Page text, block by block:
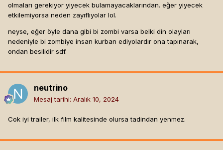
olmaları gerekiyor yiyecek bulamayacaklarından. eğer yiyecek
etkilemiyorsa neden zayıflıyolar lol.
neyse, eğer öyle dana gibi bi zombi varsa belki din olayları
nedeniyle bi zombiye insan kurban ediyolardır ona tapınarak,
ondan besilidir sdf.
neutrino
Mesaj tarihi: Aralık 10, 2024
Cok iyi trailer, ilk film kalitesinde olursa tadindan yenmez.